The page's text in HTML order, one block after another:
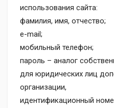
использования сайта:
фамилия, имя, отчество;
e-mail;
мобильный телефон;
пароль – аналог
для юридических лиц
организации,
идентификационный